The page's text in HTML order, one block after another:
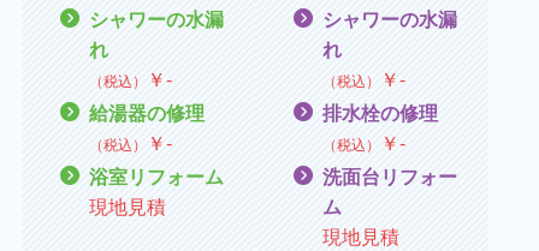
シャワーの水漏
れ
（税込） ￥‐
給湯器の修理
（税込） ￥‐
浴室リフォーム
現地見積
シャワーの水漏
れ
（税込） ￥‐
排水栓の修理
（税込） ￥‐
洗面台リフォー
ム
現地見積